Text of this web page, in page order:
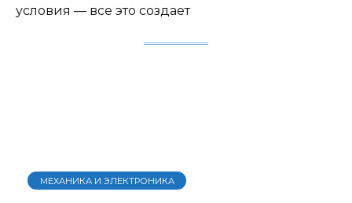
условия — все это создает
МЕХАНИКА И ЭЛЕКТРОНИКА